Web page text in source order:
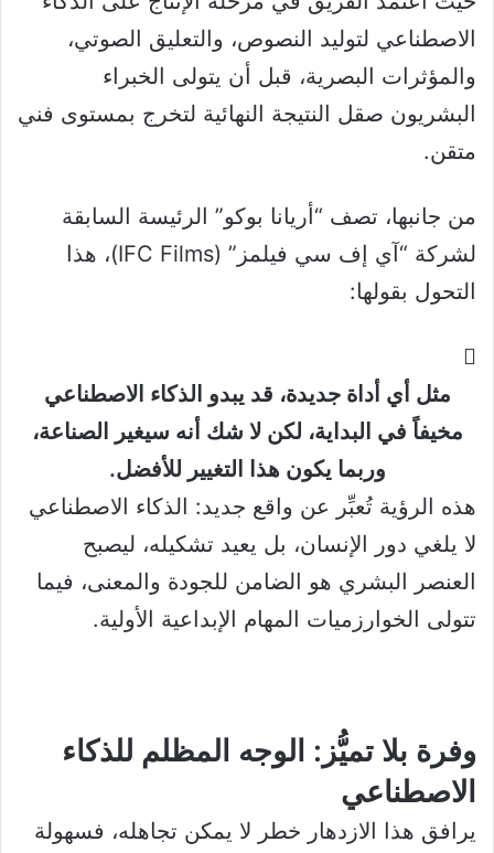
الاصطناعي لتوليد النصوص، والتعليق الصوتي،
والمؤثرات البصرية، قبل أن يتولى الخبراء
البشريون صقل النتيجة النهائية لتخرج بمستوى فني
متقن.
من جانبها، تصف “أريانا بوكو” الرئيسة السابقة
لشركة “آي إف سي فيلمز” (IFC Films)، هذا
التحول بقولها:
مثل أي أداة جديدة، قد يبدو الذكاء الاصطناعي
مخيفاً في البداية، لكن لا شك أنه سيغير الصناعة،
وربما يكون هذا التغيير للأفضل.
هذه الرؤية تُعبِّر عن واقع جديد: الذكاء الاصطناعي
لا يلغي دور الإنسان، بل يعيد تشكيله، ليصبح
العنصر البشري هو الضامن للجودة والمعنى، فيما
تتولى الخوارزميات المهام الإبداعية الأولية.
وفرة بلا تميُّز: الوجه المظلم للذكاء
الاصطناعي
يرافق هذا الازدهار خطر لا يمكن تجاهله، فسهولة